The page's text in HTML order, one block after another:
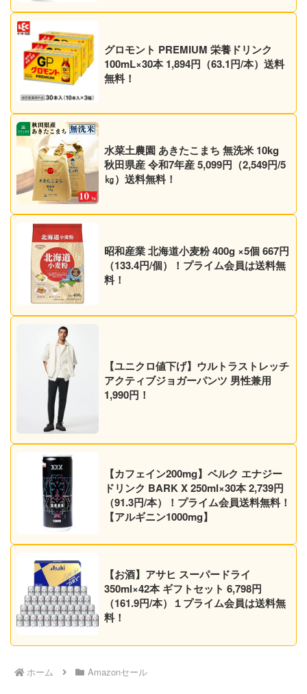
グロモント PREMIUM 栄養ドリンク
100mL×30本 1,894円（63.1円/本）送料
無料！
水菜土農園 あきたこまち 無洗米 10kg
秋田県産 令和7年産 5,099円（2,549円/5
㎏）送料無料！
昭和産業 北海道小麦粉 400g ×5個 667円
（133.4円/個）！プライム会員は送料無
料！
【ユニクロ値下げ】ウルトラストレッチ
アクティブジョガーパンツ 男性兼用
1,990円！
【カフェイン200mg】ベルク エナジー
ドリンク BARK X 250ml×30本 2,739円
（91.3円/本）！プライム会員送料無料！
【アルギニン1000mg】
【お酒】アサヒ スーパードライ
350ml×42本 ギフトセット 6,798円
（161.9円/本）１プライム会員は送料無
料！
ホーム Amazonセール